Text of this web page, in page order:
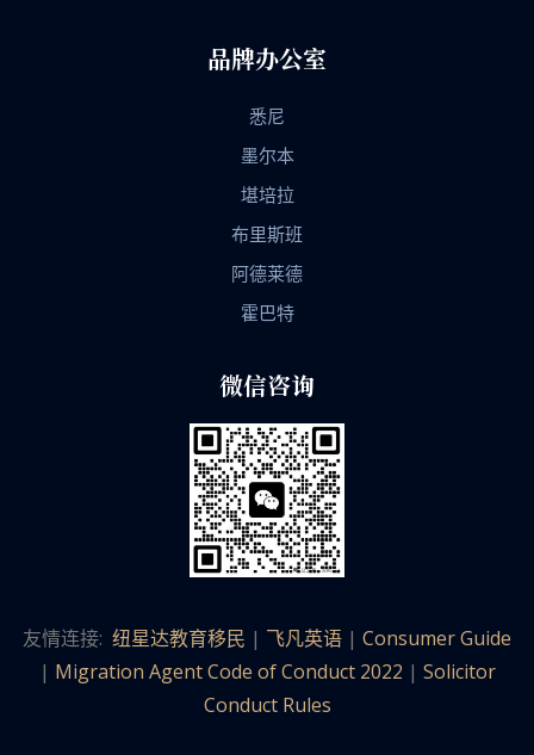
品牌办公室
悉尼
墨尔本
堪培拉
布里斯班
阿德莱德
霍巴特
微信咨询
友情连接: 纽星达教育移民 | 飞凡英语 | Consumer Guide
| Migration Agent Code of Conduct 2022 | Solicitor
Conduct Rules